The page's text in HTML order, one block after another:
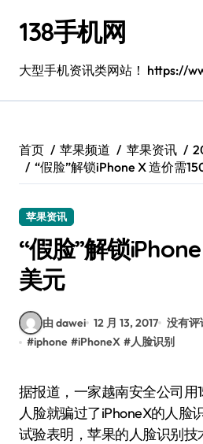
138手机网
大型手机资讯类网站！ https://
首页 苹果频道 苹果资讯
“假脸”解锁iPhone X 造价需
苹果资讯
“假脸”解锁
美元
由 dawei 12 月 13, 2017 没有评
#iphone #iPhoneX #人脸识别
据报道，一家越南安全公司用150美元的价值产出的
人脸就骗过了iPhoneX的人脸
试验表明，苹果的人脸识别技